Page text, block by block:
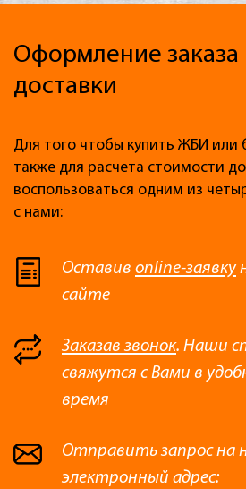
Оформление заказа
доставки
Для того чтобы купить ЖБИ или
также для расчета стоимости
воспользоваться одним из
с нами:
Оставив online-заявку
сайте
Заказав звонок. Наши
свяжутся с Вами в
время
Отправить запрос на
электронный адрес: